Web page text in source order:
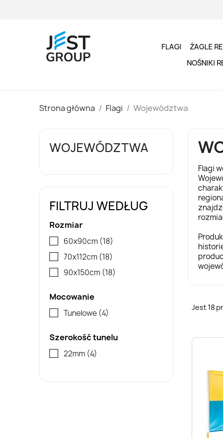
FLAGI ŻAGLE
NOŚNIKI
Strona główna Flagi Województwa
WOJEWÓDZTWA
FILTRUJ WEDŁUG
Rozmiar
60x90cm (18)
70x112cm (18)
90x150cm (18)
Mocowanie
Tunelowe (4)
Szerokość tunelu
22mm (4)
Flagi
Jest 18